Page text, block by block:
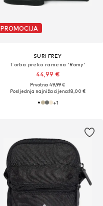
PROMOCIJA
SURI FREY
Torba preko ramena 'Romy'
44,99 €
Prvotno: 49,99 €
Posljednja najniža cijena:18,00 €
+1